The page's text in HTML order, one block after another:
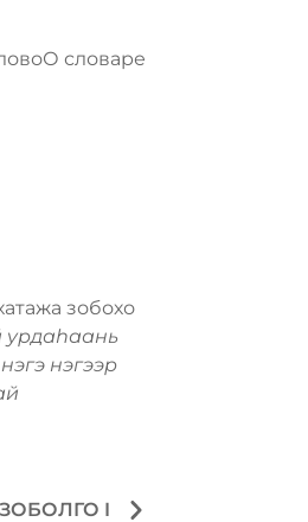
О словаре
зобохо
урдаһаань
нэгээр
ЗОБОЛГО I